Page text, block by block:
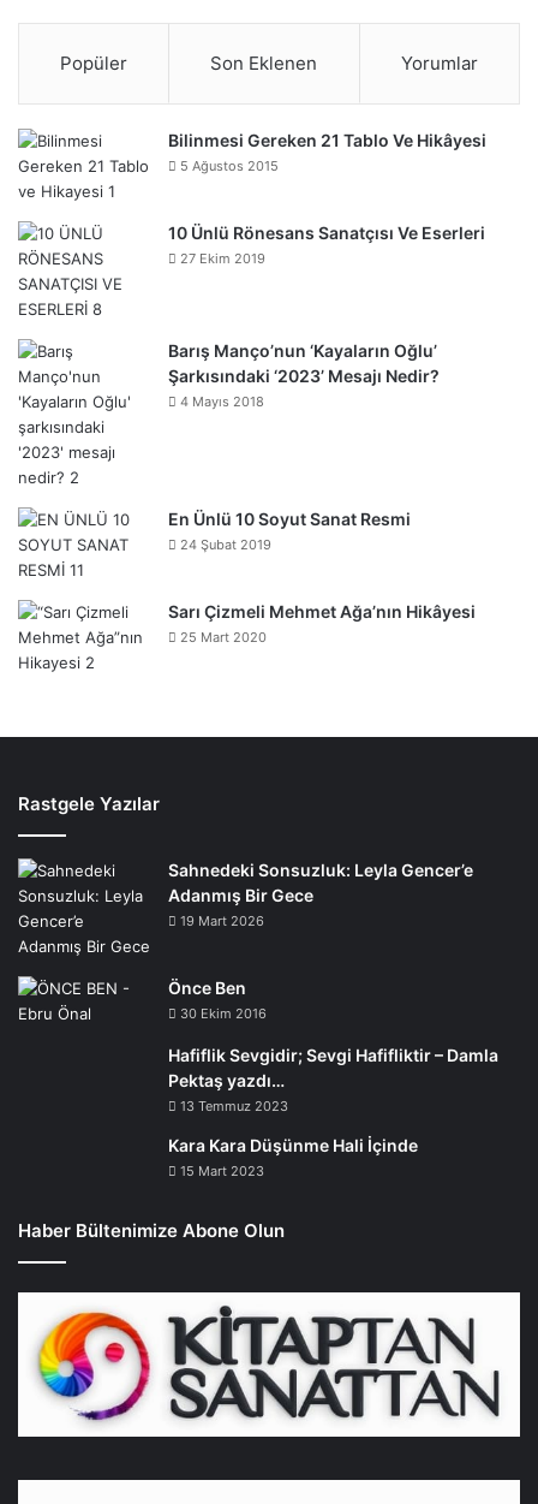
Popüler Son Eklenen Yorumlar
Bilinmesi Gereken 21 Tablo Ve Hikâyesi
5 Ağustos 2015
10 Ünlü Rönesans Sanatçısı Ve Eserleri
27 Ekim 2019
Barış Manço’nun ‘Kayaların Oğlu’
Şarkısındaki ‘2023’ Mesajı Nedir?
4 Mayıs 2018
En Ünlü 10 Soyut Sanat Resmi
24 Şubat 2019
Sarı Çizmeli Mehmet Ağa’nın Hikâyesi
25 Mart 2020
Rastgele Yazılar
Sahnedeki Sonsuzluk: Leyla Gencer’e
Adanmış Bir Gece
19 Mart 2026
Önce Ben
30 Ekim 2016
Hafiflik Sevgidir; Sevgi Hafifliktir – Damla
Pektaş yazdı…
13 Temmuz 2023
Kara Kara Düşünme Hali İçinde
15 Mart 2023
Haber Bültenimize Abone Olun